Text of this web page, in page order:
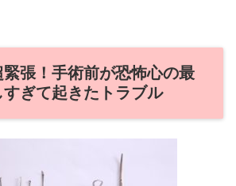
張！手術前が恐怖心の最
ぎて起きたトラブル